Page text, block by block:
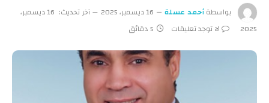
بواسطةأحمد عسلة 16 ديسمبر، 2025 آخر تحديث:
16 ديسمبر،
2025
لا توجد تعليقات 5 دقائق